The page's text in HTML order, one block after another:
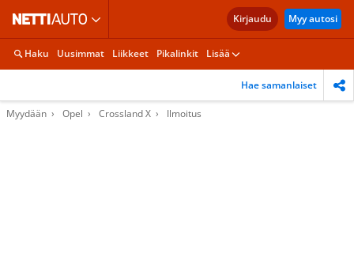
Kirjaudu Myy autosi
Haku Uusimmat Liikkeet Pikalinkit Lisää
Hae samanlaiset
Myydään Opel Crossland X Ilmoitus